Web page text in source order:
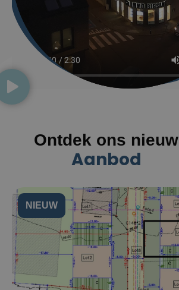
Ontdek ons nieuw
Aanbod
NIEUW